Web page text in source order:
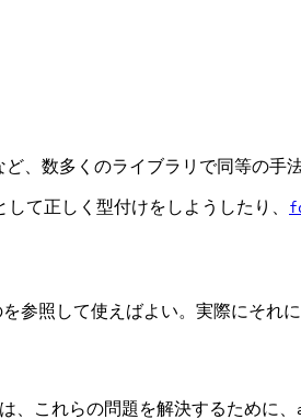
ど、数多くのライブラリで同等の手
て正しく型付けをしようしたり、
照して使えばよい。実際にそれ
、これらの問題を解決するために、